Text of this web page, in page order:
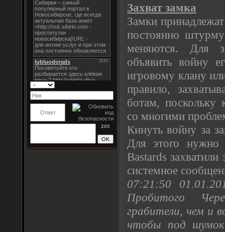
200
Захват замка
Замки
постоянно
меняются. Для
объявить войну
игровому клану
правило,
ботам, поскольку
со многими
Кинуть войну за
Для этого нужно
Bastards
системное
07:21:50
Пробитого
грабители, чем и
чтобы под шумок